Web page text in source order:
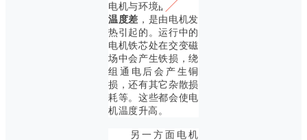
电机与环境的
温度差 ，是由电机发
热引起的。运行中的
电机铁芯处在交变磁
场中会产生铁损，绕
组通电后会产生铜
损，还有其它杂散损
耗等。这些都会使电
机温度升高。
另一方面电机